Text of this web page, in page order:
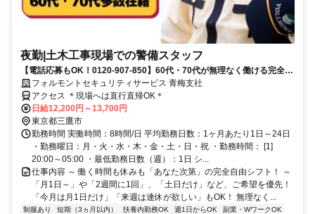
夜勤|土木工事現場での警備スタッフ
【電話応募もOK！0120-907-850】60代・70代が無理なく働ける完全自
由シフト♪日払いOK♪
フォルモントセキュリティサービス 青梅支社
アクセス ＊現場へは直行直帰OK＊
日給12,200円～13,700円
東京都三鷹市
勤務時間 実働時間：8時間/日 平均勤務日数：1ヶ月あたり1日～24日
・勤務曜日：月・火・水・木・金・土・日・祝 ・勤務時間： [1]
20:00～05:00 ・最低勤務日数（週）：1日 シ...
仕事内容 ～ 働く時間も休みも「あなた次第」の完全自由シフト！ ～
「月1日～」や「2週間に1回」、「土日だけ」など、ご希望を優先！
「今月は月1日だけ」「来週は連休が欲しい」もOK！ 無理なく...
制服あり 短期（3ヵ月以内） 扶養内勤務OK 週1日からOK
副業・WワークOK